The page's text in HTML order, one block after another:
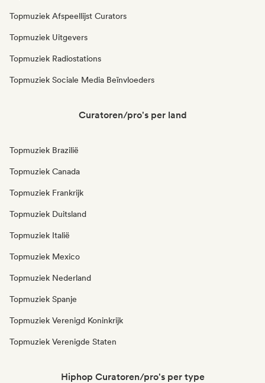
Topmuziek Afspeellijst Curators
Topmuziek Uitgevers
Topmuziek Radiostations
Topmuziek Sociale Media Beïnvloeders
Curatoren/pro's per land
Topmuziek Brazilië
Topmuziek Canada
Topmuziek Frankrijk
Topmuziek Duitsland
Topmuziek Italië
Topmuziek Mexico
Topmuziek Nederland
Topmuziek Spanje
Topmuziek Verenigd Koninkrijk
Topmuziek Verenigde Staten
Hiphop Curatoren/pro's per type